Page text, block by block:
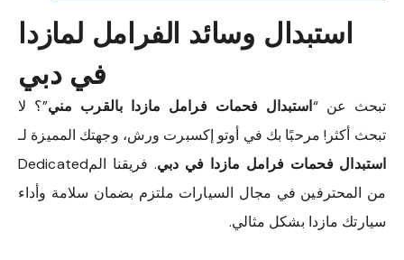
استبدال وسائد الفرامل لمازدا
في دبي
تبحث عن “استبدال فحمات فرامل مازدا بالقرب مني”؟ لا
تبحث أكثر! مرحبًا بك في أوتو إكسبرت ورش، وجهتك المميزة لـ
استبدال فحمات فرامل مازدا في دبي
. فريقنا المDedicated
من المحترفين في مجال السيارات ملتزم بضمان سلامة وأداء
سيارتك مازدا بشكل مثالي.